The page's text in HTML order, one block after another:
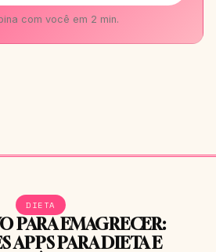
com você em 2 min.
DIETA
PARA EMAGRECER:
APPS PARA DIETA E